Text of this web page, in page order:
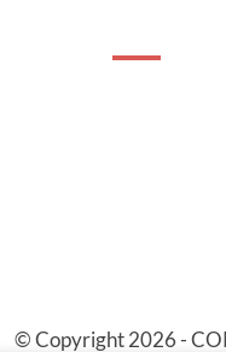
© Copyright 2026 -